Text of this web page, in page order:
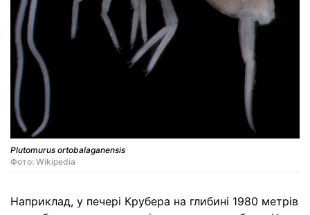
Plutomurus ortobalaganensis
Фото: Wikipedia
Наприклад, у печері Крубера на глибині 1980 метрів